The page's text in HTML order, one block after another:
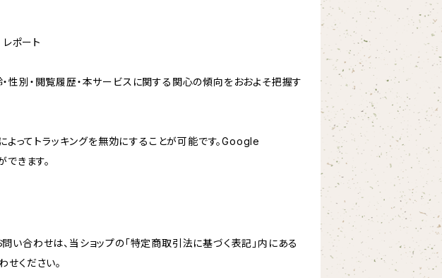
ポート
別・閲覧履歴・本サービスに関する関心の傾向をおおよそ把握す
ってトラッキングを無効にすることが可能です。Google
きます。
合わせは、当ショップの「特定商取引法に基づく表記」内にある
ください。